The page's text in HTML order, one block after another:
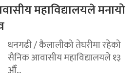
महाविद्यालयले मनायो
धनगढी / कैलालीको तेघरीमा रहेको
सैनिक आवासीय महाविद्यालयले १३
औँ...